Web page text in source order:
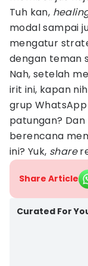
Tuh kan,
modal sampai
mengatur
dengan teman
Nah, setelah
irit ini, kapan
grup
patungan?
berencana
ini? Yuk, share
Share Article
Curated For